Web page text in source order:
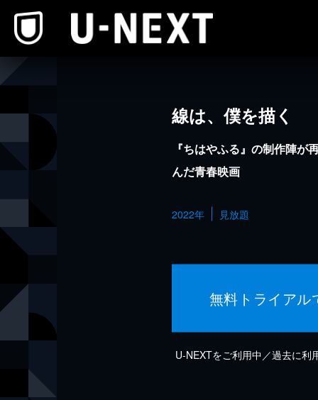
線は、僕を描く
『ちはやふる』の制作陣が
んだ青春映画
2022年 見放題
無料トライアル
U-NEXTをご利用中／過去に利